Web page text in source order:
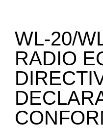
WL-20/
RADIO